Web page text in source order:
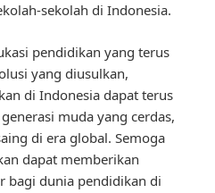
sekolah di Indonesia.
pendidikan yang terus
yang diusulkan,
di Indonesia dapat terus
muda yang cerdas,
di era global. Semoga
dapat memberikan
bagi dunia pendidikan di